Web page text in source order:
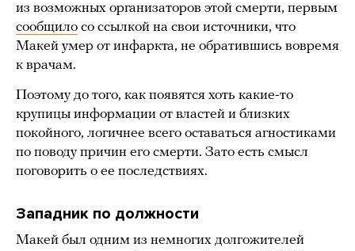
из возможных организаторов этой смерти, первым
сообщило со ссылкой на свои источники, что
Макей умер от инфаркта, не обратившись вовремя
к врачам.
Поэтому до того, как появятся хоть какие-то
крупицы информации от властей и близких
покойного, логичнее всего оставаться агностиками
по поводу причин его смерти. Зато есть смысл
поговорить о ее последствиях.
Западник по должности
Макей был одним из немногих долгожителей